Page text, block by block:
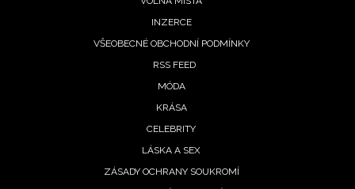
informace od našich partnerů? Pokud souhlasíte se
soukromí BurdaMedia Extra s.r.o. , zaškrtněte toto pole.
INZERCE
VŠEOBECNÉ OBCHODNÍ PODMÍNKY
RSS FEED
MÓDA
KRÁSA
CELEBRITY
LÁSKA A SEX
ZÁSADY OCHRANY SOUKROMÍ